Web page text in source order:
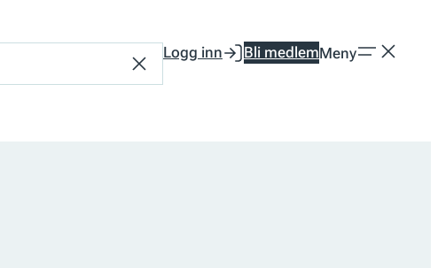
TilbakestillLogg inn Bli medlemMeny